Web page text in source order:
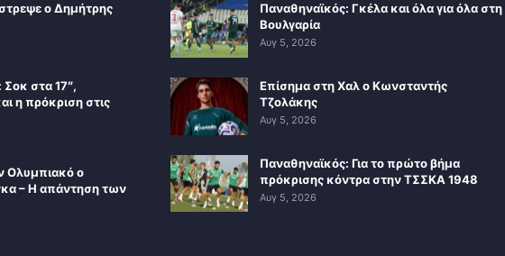
ο Δημήτρης
στα 17″,
η πρόκριση στις
Ολυμπιακό ο
– Η απάντηση των
Παναθηναϊκός: Γκέλα και όλα για όλα στη
Βουλγαρία
Αυγ 5, 2026
Επίσημα στη Χαλ ο Κωνσταντής
Τζολάκης
Αυγ 5, 2026
Παναθηναϊκός: Για το πρώτο βήμα
πρόκρισης κόντρα στην ΤΣΣΚΑ 1948
Αυγ 5, 2026